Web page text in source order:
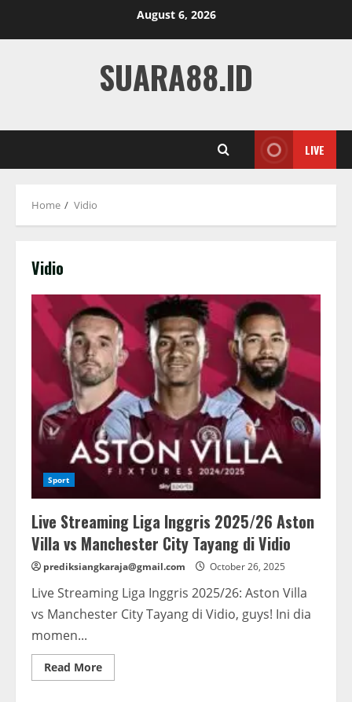
August 6, 2026
SUARA88.ID
LIVE
Home Vidio
Vidio
Sport
Live Streaming Liga Inggris 2025/26 Aston
Villa vs Manchester City Tayang di Vidio
prediksiangkaraja@gmail.com October 26, 2025
Live Streaming Liga Inggris 2025/26: Aston Villa
vs Manchester City Tayang di Vidio, guys! Ini dia
momen...
Read MoreRead
more